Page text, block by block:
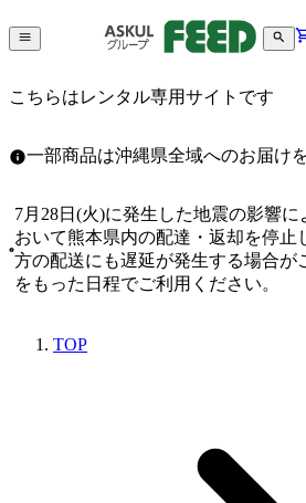
こちらはレンタル専用サイトです
一部商品は沖縄県全域へのお届け
7月28日(火)に発生した地震の影響
おいて熊本県内の配達・返却を停止
方の配送にも遅延が発生する場合が
をもった日程でご利用ください。
TOP